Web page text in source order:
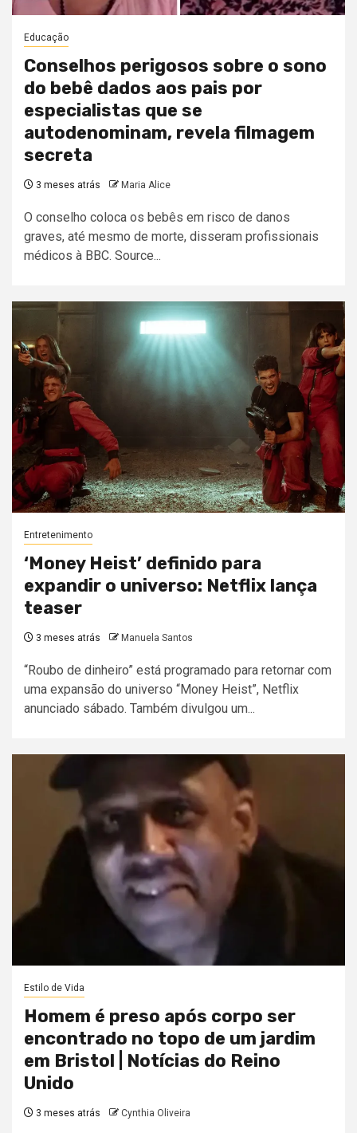
Educação
Conselhos perigosos sobre o sono
do bebê dados aos pais por
especialistas que se
autodenominam, revela filmagem
secreta
3 meses atrás Maria Alice
O conselho coloca os bebês em risco de danos
graves, até mesmo de morte, disseram profissionais
médicos à BBC. Source...
Entretenimento
‘Money Heist’ definido para
expandir o universo: Netflix lança
teaser
3 meses atrás Manuela Santos
“Roubo de dinheiro” está programado para retornar com
uma expansão do universo “Money Heist”, Netflix
anunciado sábado. Também divulgou um...
Estilo de Vida
Homem é preso após corpo ser
encontrado no topo de um jardim
em Bristol | Notícias do Reino
Unido
3 meses atrás Cynthia Oliveira